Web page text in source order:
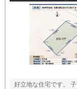
好立地な住宅です。